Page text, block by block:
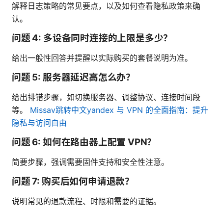
解释日志策略的常见要点，以及如何查看隐私政策来确
认。
问题 4: 多设备同时连接的上限是多少？
给出一般性回答并提醒以实际购买的套餐说明为准。
问题 5: 服务器延迟高怎么办？
给出排错步骤，如切换服务器、调整协议、连接时间段
等。 Missav跳转中文yandex 与 VPN 的全面指南：提升
隐私与访问自由
问题 6: 如何在路由器上配置 VPN？
简要步骤，强调需要固件支持和安全性注意。
问题 7: 购买后如何申请退款？
说明常见的退款流程、时限和需要的证据。